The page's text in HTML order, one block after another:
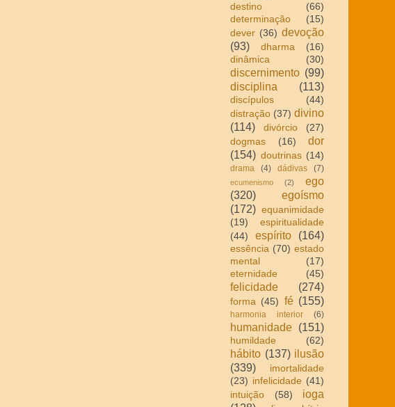
destino
(66)
determinação
(15)
dever (36) devoção
(93)
dharma
(16)
dinâmica
(30)
discernimento (99)
disciplina
(113)
discípulos
(44)
distração (37) divino
(114)
divórcio
(27)
dogmas
(16)
dor
(154) doutrinas (14)
drama (4) dádivas (7)
ecumenismo (2)
ego
(320)
egoísmo
(172) equanimidade
(19)
espiritualidade
(44)
espírito (164)
essência (70) estado
mental
(17)
eternidade
(45)
felicidade (274)
forma (45) fé (155)
harmonia interior (6)
humanidade (151)
humildade (62)
hábito (137) ilusão
(339)
imortalidade
(23) infelicidade (41)
intuição
(58)
ioga